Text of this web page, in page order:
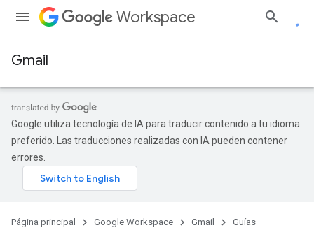
Workspace
Gmail
Google utiliza tecnología de IA para traducir contenido a tu idioma
preferido. Las traducciones realizadas con IA pueden contener
errores.
Página principal Google Workspace Gmail Guías